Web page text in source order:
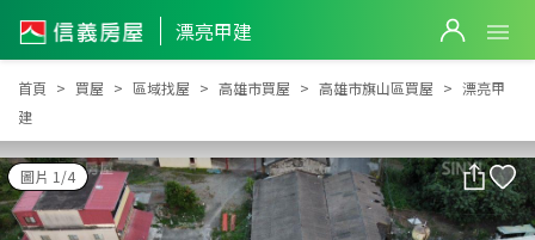
漂亮甲建
首頁 買屋 區域找屋 高雄市買屋 高雄市旗山區買屋
漂亮甲
建
圖片 1/4